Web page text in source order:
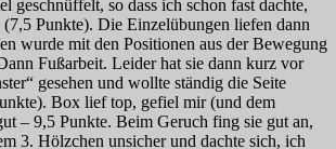
geschnüffelt, so dass ich schon fast dachte,
Punkte). Die Einzelübungen liefen dann
wurde mit den Positionen aus der Bewegung
Fußarbeit. Leider hat sie dann kurz vor
gesehen und wollte ständig die Seite
Box lief top, gefiel mir (und dem
– 9,5 Punkte. Beim Geruch fing sie gut an,
3. Hölzchen unsicher und dachte sich, ich